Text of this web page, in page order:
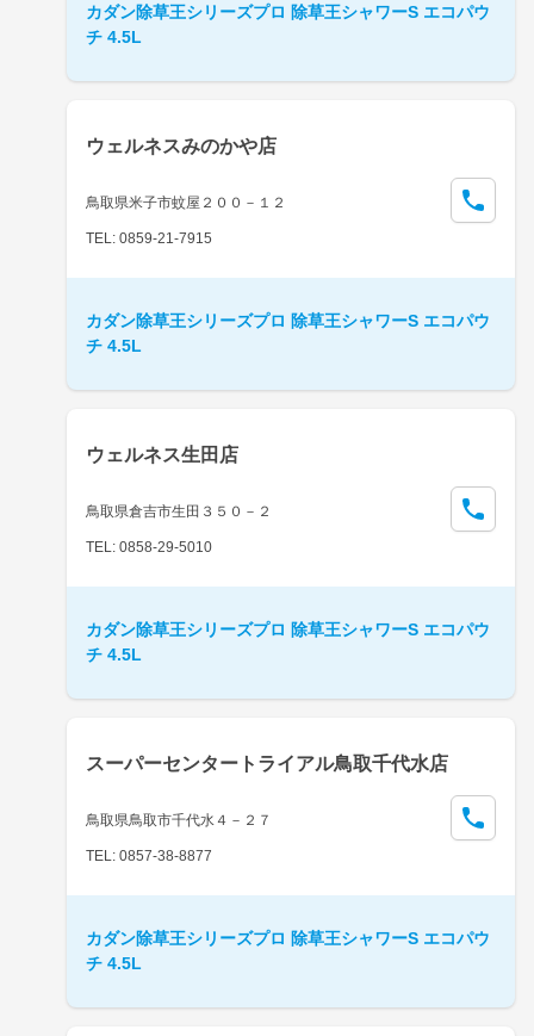
カダン除草王シリーズプロ 除草王シャワーS エコパウ
チ 4.5L
ウェルネスみのかや店
鳥取県米子市蚊屋２００－１２
TEL: 0859-21-7915
カダン除草王シリーズプロ 除草王シャワーS エコパウ
チ 4.5L
ウェルネス生田店
鳥取県倉吉市生田３５０－２
TEL: 0858-29-5010
カダン除草王シリーズプロ 除草王シャワーS エコパウ
チ 4.5L
スーパーセンタートライアル鳥取千代水店
鳥取県鳥取市千代水４－２７
TEL: 0857-38-8877
カダン除草王シリーズプロ 除草王シャワーS エコパウ
チ 4.5L